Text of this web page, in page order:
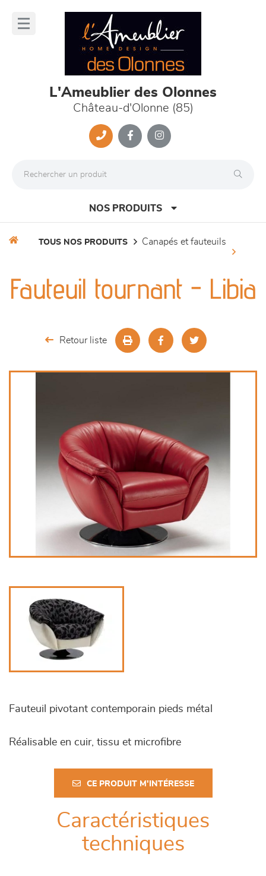
L'Ameublier des Olonnes
Château-d'Olonne (85)
NOS PRODUITS
séjours
meubles de complément
décoration
TOUS NOS PRODUITS canapés et fauteuils
Fauteuil tournant - Libia
Retour liste
Fauteuil pivotant contemporain pieds métal
Réalisable en cuir, tissu et microfibre
CE PRODUIT M'INTÉRESSE
Caractéristiques
techniques